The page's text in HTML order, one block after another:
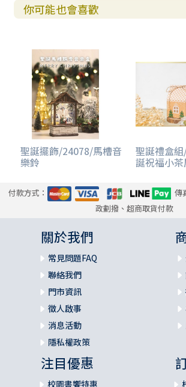
你可能也會喜歡
聖誕擺飾/24078/馬槽音
樂鈴
聖誕禮盒
誕祝福小
付款方式：
傳
政劃撥、超商取貨付款
關於我們
常見問題FAQ
聯絡我們
門市資訊
徵人啟事
消息活動
隱私權政策
注目優惠
校園書饗特惠